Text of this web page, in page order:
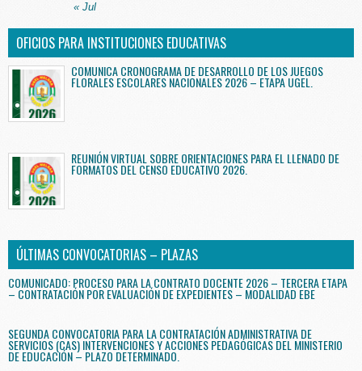
« Jul
OFICIOS PARA INSTITUCIONES EDUCATIVAS
COMUNICA CRONOGRAMA DE DESARROLLO DE LOS JUEGOS
FLORALES ESCOLARES NACIONALES 2026 – ETAPA UGEL.
REUNIÓN VIRTUAL SOBRE ORIENTACIONES PARA EL LLENADO DE
FORMATOS DEL CENSO EDUCATIVO 2026.
ÚLTIMAS CONVOCATORIAS – PLAZAS
COMUNICADO: PROCESO PARA LA CONTRATO DOCENTE 2026 – TERCERA ETAPA
– CONTRATACIÓN POR EVALUACIÓN DE EXPEDIENTES – MODALIDAD EBE
SEGUNDA CONVOCATORIA PARA LA CONTRATACIÓN ADMINISTRATIVA DE
SERVICIOS (CAS) INTERVENCIONES Y ACCIONES PEDAGÓGICAS DEL MINISTERIO
DE EDUCACIÓN – PLAZO DETERMINADO.